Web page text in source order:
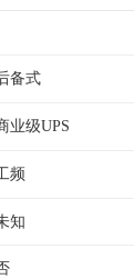
备式
业级UPS
频
知